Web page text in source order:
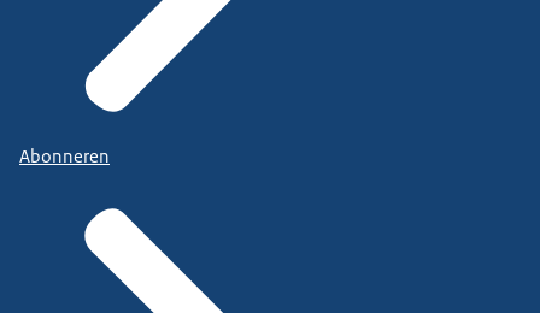
Abonneren